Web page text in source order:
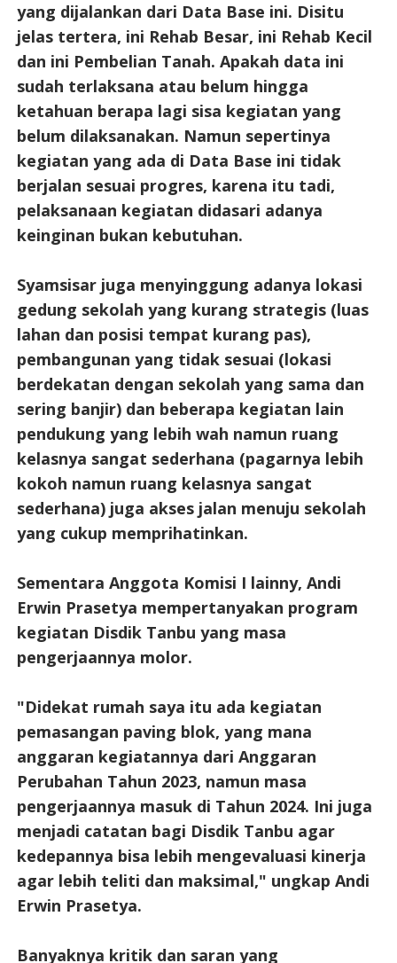
yang dijalankan dari Data Base ini. Disitu
jelas tertera, ini Rehab Besar, ini Rehab Kecil
dan ini Pembelian Tanah. Apakah data ini
sudah terlaksana atau belum hingga
ketahuan berapa lagi sisa kegiatan yang
belum dilaksanakan. Namun sepertinya
kegiatan yang ada di Data Base ini tidak
berjalan sesuai progres, karena itu tadi,
pelaksanaan kegiatan didasari adanya
keinginan bukan kebutuhan.
Syamsisar juga menyinggung adanya lokasi
gedung sekolah yang kurang strategis (luas
lahan dan posisi tempat kurang pas),
pembangunan yang tidak sesuai (lokasi
berdekatan dengan sekolah yang sama dan
sering banjir) dan beberapa kegiatan lain
pendukung yang lebih wah namun ruang
kelasnya sangat sederhana (pagarnya lebih
kokoh namun ruang kelasnya sangat
sederhana) juga akses jalan menuju sekolah
yang cukup memprihatinkan.
Sementara Anggota Komisi I lainny, Andi
Erwin Prasetya mempertanyakan program
kegiatan Disdik Tanbu yang masa
pengerjaannya molor.
"Didekat rumah saya itu ada kegiatan
pemasangan paving blok, yang mana
anggaran kegiatannya dari Anggaran
Perubahan Tahun 2023, namun masa
pengerjaannya masuk di Tahun 2024. Ini juga
menjadi catatan bagi Disdik Tanbu agar
kedepannya bisa lebih mengevaluasi kinerja
agar lebih teliti dan maksimal," ungkap Andi
Erwin Prasetya.
Banyaknya kritik dan saran yang